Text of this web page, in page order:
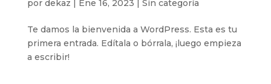
por dekaz | Ene 16, 2023 | Sin categoría
Te damos la bienvenida a WordPress. Esta es tu
primera entrada. Edítala o bórrala, ¡luego empieza
a escribir!